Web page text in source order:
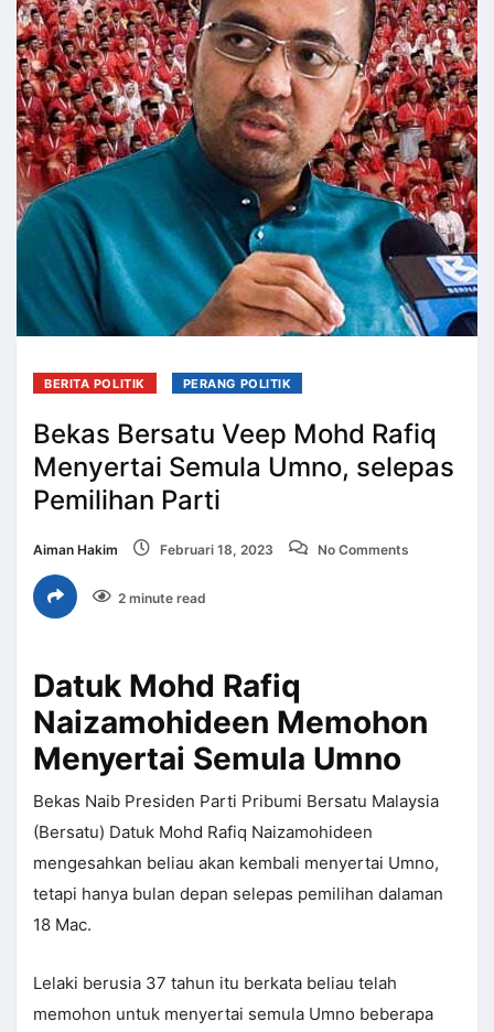
BERITA POLITIK PERANG POLITIK
Bekas Bersatu Veep Mohd Rafiq
Menyertai Semula Umno, selepas
Pemilihan Parti
Aiman Hakim Februari 18, 2023 No Comments
2 minute read
Datuk Mohd Rafiq
Naizamohideen Memohon
Menyertai Semula Umno
Bekas Naib Presiden Parti Pribumi Bersatu Malaysia
(Bersatu) Datuk Mohd Rafiq Naizamohideen
mengesahkan beliau akan kembali menyertai Umno,
tetapi hanya bulan depan selepas pemilihan dalaman
18 Mac.
Lelaki berusia 37 tahun itu berkata beliau telah
memohon untuk menyertai semula Umno beberapa